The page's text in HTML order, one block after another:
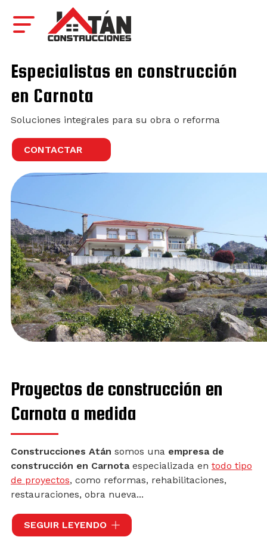
Especialistas en construcción
en Carnota
Soluciones integrales para su obra o reforma
CONTACTAR
Proyectos de construcción en
Carnota a medida
Construcciones Atán somos una empresa de
construcción en Carnotaespecializada en todo tipo
de proyectos, como reformas, rehabilitaciones,
restauraciones, obra nueva...
Contamos con una amplia experiencia en el sector,
la cual nos avala y nos permite ofrecer soluciones
SEGUIR LEYENDO